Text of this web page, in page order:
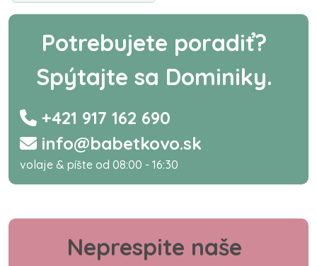
Potrebujete poradiť?
Spýtajte sa Dominiky.
+421 917 162 690
info@babetkovo.sk
volaje & píšte od 08:00 - 16:30
Neprespite naše